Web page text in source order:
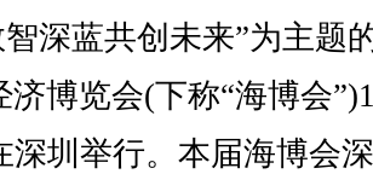
深蓝共创未来”为主题
济博览会(下称“海博会
深圳举行。本届海博会